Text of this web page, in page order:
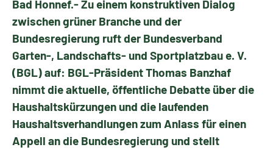
Bad Honnef.- Zu einem konstruktiven Dialog
zwischen grüner Branche und der
Bundesregierung ruft der Bundesverband
Garten-, Landschafts- und Sportplatzbau e. V.
(BGL) auf: BGL-Präsident Thomas Banzhaf
nimmt die aktuelle, öffentliche Debatte über die
Haushaltskürzungen und die laufenden
Haushaltsverhandlungen zum Anlass für einen
Appell an die Bundesregierung und stellt